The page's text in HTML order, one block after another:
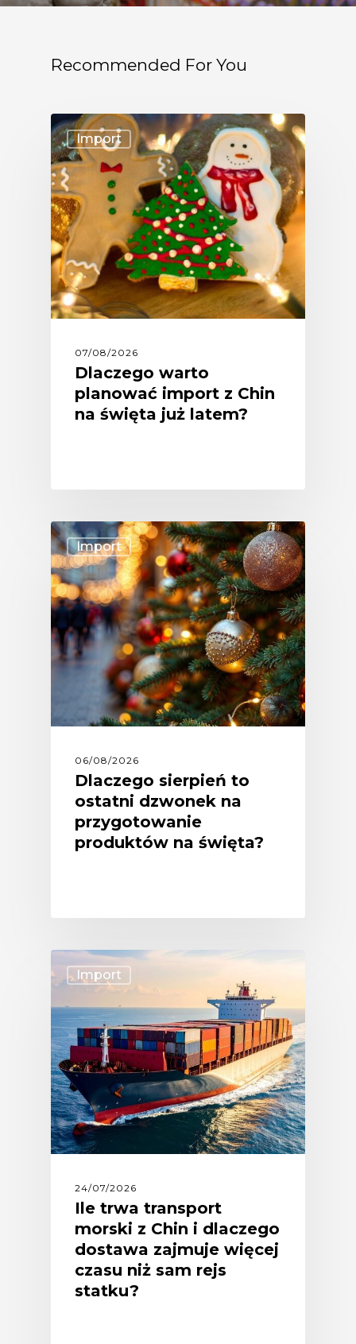
Recommended For You
Import
07/08/2026
Dlaczego warto
planować import z Chin
na święta już latem?
Import
06/08/2026
Dlaczego sierpień to
ostatni dzwonek na
przygotowanie
produktów na święta?
Import
24/07/2026
Ile trwa transport
morski z Chin i dlaczego
dostawa zajmuje więcej
czasu niż sam rejs
statku?